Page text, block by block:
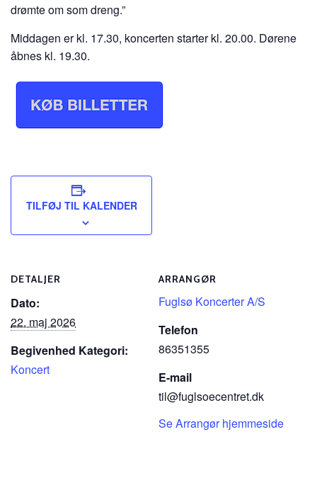
drømte om som dreng.”
Middagen er kl. 17.30, koncerten starter kl. 20.00. Dørene
åbnes kl. 19.30.
TILFØJ TIL KALENDER
DETALJER
Dato:
22. maj 2026
Begivenhed Kategori:
Koncert
ARRANGØR
Fuglsø Koncerter A/S
Telefon
86351355
E-mail
til@fuglsoecentret.dk
Se Arrangør hjemmeside